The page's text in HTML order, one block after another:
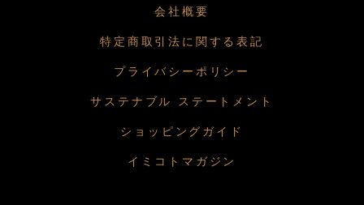
会社概要
特定商取引法に関する表記
プライバシーポリシー
サステナブル ステートメント
ショッピングガイド
イミコトマガジン